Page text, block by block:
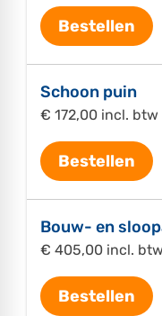
Bestellen
Schoon puin
€ 172,00 incl. btw
Bestellen
Bouw- en
€ 405,00 incl. btw
Bestellen